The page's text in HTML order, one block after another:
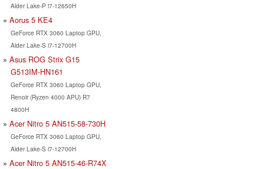
Alder Lake-P i7-12650H
Aorus 5 KE4
GeForce RTX 3060 Laptop GPU,
Alder Lake-S i7-12700H
Asus ROG Strix G15
G513IM-HN161
GeForce RTX 3060 Laptop GPU,
Renoir (Ryzen 4000 APU) R7
4800H
Acer Nitro 5 AN515-58-730H
GeForce RTX 3060 Laptop GPU,
Alder Lake-S i7-12700H
Acer Nitro 5 AN515-46-R74X